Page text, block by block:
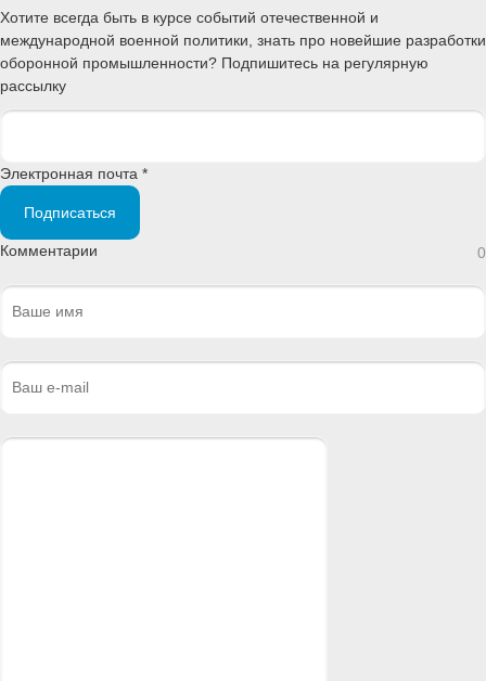
Хотите всегда быть в курсе событий отечественной и
международной военной политики, знать про новейшие разработки
оборонной промышленности? Подпишитесь на регулярную
рассылку
Электронная почта *
Подписаться
Комментарии 0